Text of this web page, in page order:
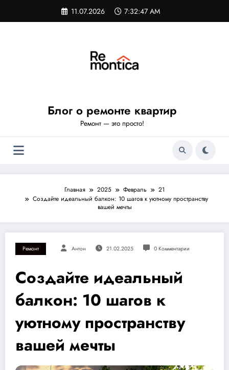
содержимому
11.07.2026 7:32:48 AM
Блог о ремонте квартир
Ремонт — это просто!
Главная 2025 Февраль
21
Создайте идеальный балкон: 10 шагов к уютному пространству
вашей мечты
Ремонт Антон 21.02.2025 0 Комментарии
Создайте идеальный
балкон: 10 шагов к
уютному пространству
вашей мечты